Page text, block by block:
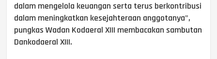
dalam mengelola keuangan serta terus berkontribusi
dalam meningkatkan kesejahteraan anggotanya",
pungkas Wadan Kodaeral XIII membacakan sambutan
Dankodaeral XIII.